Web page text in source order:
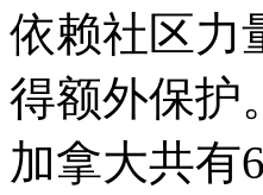
依赖社区力
得额外保护
加拿大共有